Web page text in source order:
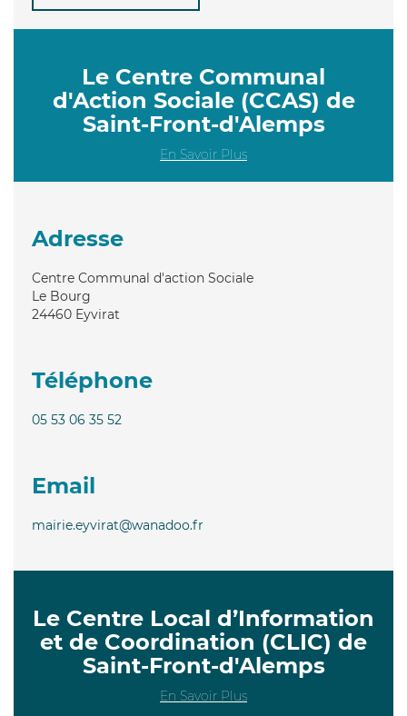
Le Centre Communal
d'Action Sociale (CCAS) de
Saint-Front-d'Alemps
En Savoir Plus
Adresse
Centre Communal d'action Sociale
Le Bourg
24460 Eyvirat
Téléphone
05 53 06 35 52
Email
mairie.eyvirat@wanadoo.fr
Le Centre Local d’Information
et de Coordination (CLIC) de
Saint-Front-d'Alemps
En Savoir Plus